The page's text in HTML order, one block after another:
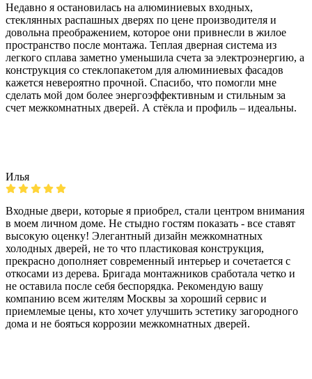
Недавно я остановилась на алюминиевых входных,
стеклянных распашных дверях по цене производителя и
довольна преображением, которое они привнесли в жилое
пространство после монтажа. Теплая дверная система из
легкого сплава заметно уменьшила счета за электроэнергию, а
конструкция со стеклопакетом для алюминиевых фасадов
кажется невероятно прочной. Спасибо, что помогли мне
сделать мой дом более энергоэффективным и стильным за
счет межкомнатных дверей. А стёкла и профиль – идеальны.
Илья
Входные двери, которые я приобрел, стали центром внимания
в моем личном доме. Не стыдно гостям показать - все ставят
высокую оценку! Элегантный дизайн межкомнатных
холодных дверей, не то что пластиковая конструкция,
прекрасно дополняет современный интерьер и сочетается с
откосами из дерева. Бригада монтажников сработала четко и
не оставила после себя беспорядка. Рекомендую вашу
компанию всем жителям Москвы за хороший сервис и
приемлемые цены, кто хочет улучшить эстетику загородного
дома и не бояться коррозии межкомнатных дверей.